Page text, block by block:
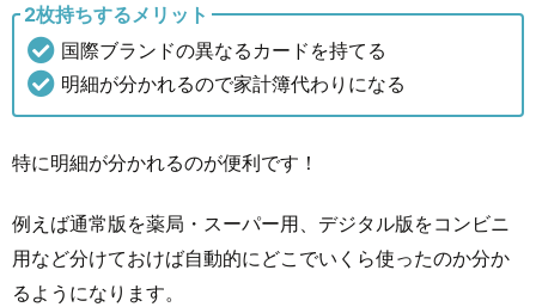
2枚持ちするメリット
国際ブランドの異なるカードを持てる
明細が分かれるので家計簿代わりになる
特に明細が分かれるのが便利です！
例えば通常版を薬局・スーパー用、デジタル版をコンビニ
用など分けておけば自動的にどこでいくら使ったのか分か
るようになります。